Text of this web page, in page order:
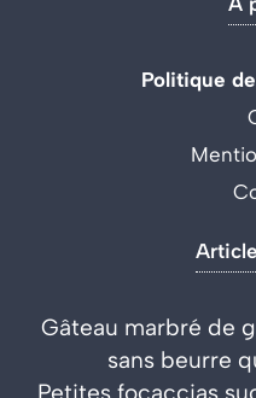
Politique
Gâteau marbré de
sans beurre
Petites focaccias